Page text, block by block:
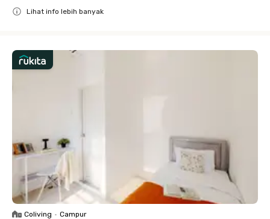
Lihat info lebih banyak
Coliving • Campur